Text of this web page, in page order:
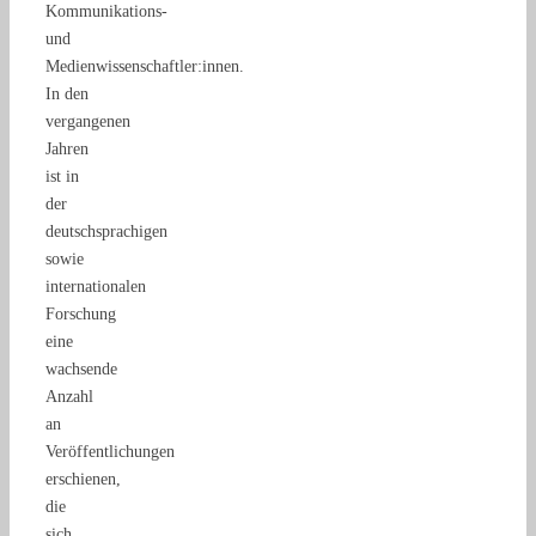
Kommunikations-
und
Medienwissenschaftler:innen.
In den
vergangenen
Jahren
ist in
der
deutschsprachigen
sowie
internationalen
Forschung
eine
wachsende
Anzahl
an
Veröffentlichungen
erschienen,
die